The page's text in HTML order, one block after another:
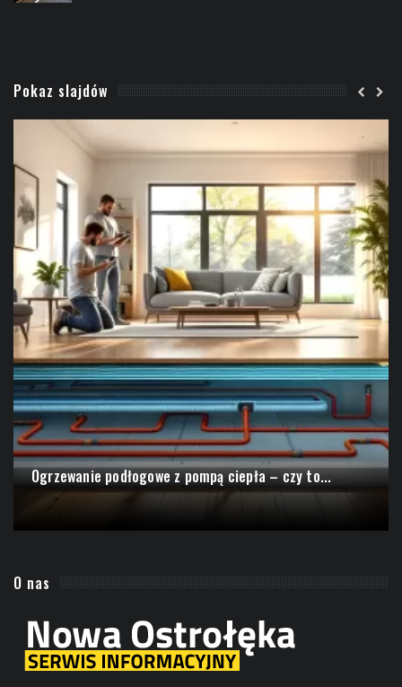
Pokaz slajdów
Ogrzewanie podłogowe z pompą ciepła – czy to...
O nas